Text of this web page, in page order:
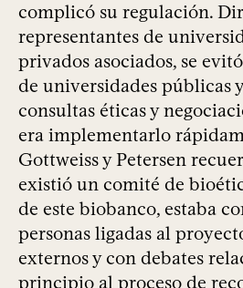
complicó su regulación.
representantes de
privados asociados, se
de universidades públicas
consultas éticas y
era implementarlo
Gottweiss y Petersen
existió un comité de
de este biobanco, estaba
personas ligadas al
externos y con debates
principio al proceso de